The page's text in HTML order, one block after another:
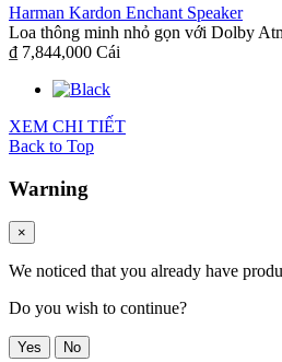
Harman Kardon Enchant Speaker
Loa thông minh nhỏ gọn với Dolby
₫ 7,844,000 Cái
XEM CHI TIẾT
Back to Top
Warning
×
We noticed that you already have
Do you wish to continue?
Yes No